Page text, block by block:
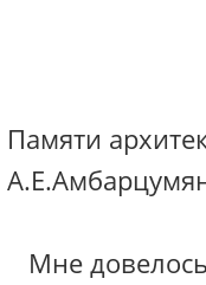
Памяти
Мне